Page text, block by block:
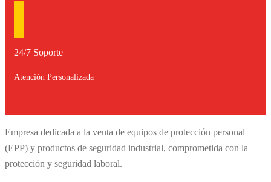
24/7 Soporte
Atención Personalizada
Empresa dedicada a la venta de equipos de protección personal
(EPP) y productos de seguridad industrial, comprometida con la
protección y seguridad laboral.